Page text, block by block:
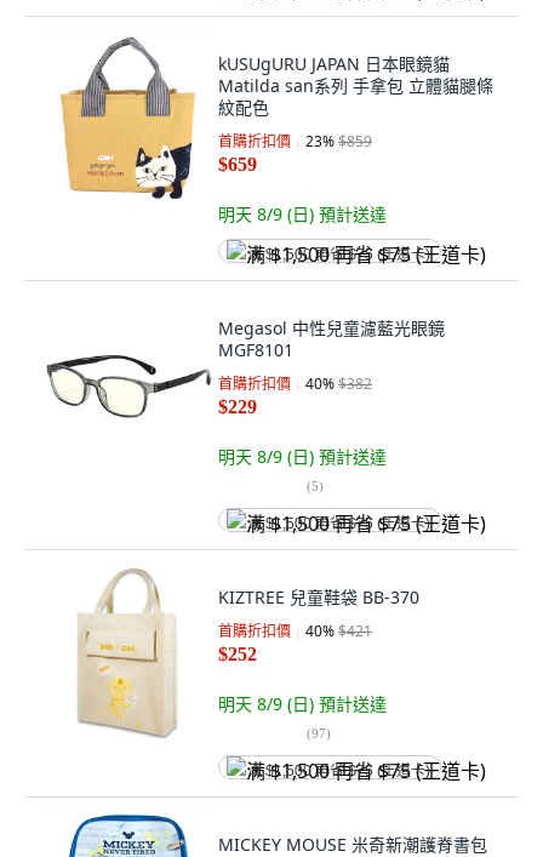
kUSUgURU JAPAN 日本眼鏡貓
Matilda san系列 手拿包 立體貓腿條
紋配色
首購折扣價 23%$859
$659
明天 8/9 (日) 預計送達
满 $1,500 再省 $75 (王道卡)
Megasol 中性兒童濾藍光眼鏡
MGF8101
首購折扣價 40%$382
$229
明天 8/9 (日) 預計送達
(5)
满 $1,500 再省 $75 (王道卡)
KIZTREE 兒童鞋袋 BB-370
首購折扣價 40%$421
$252
明天 8/9 (日) 預計送達
(97)
满 $1,500 再省 $75 (王道卡)
MICKEY MOUSE 米奇新潮護脊書包